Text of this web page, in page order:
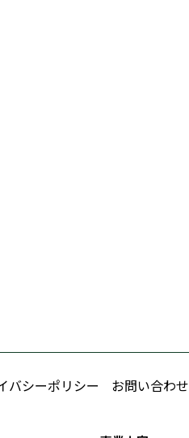
バシーポリシー お問い合わせ